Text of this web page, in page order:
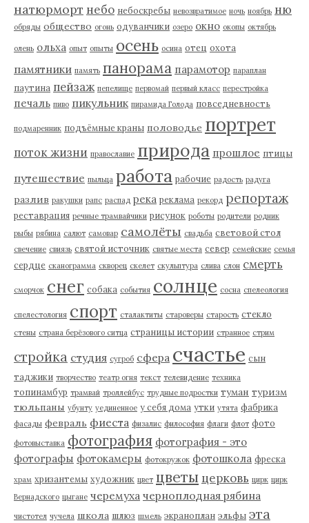
натюрморт небо небоскребы невозвратимое ночь ноябрь ню
обряды общество огонь одуванчики озеро окно окопы октябрь
олень ольха опыт опыты осень осина отец охота
памятники память панорама парамотор параплан
паутина пейзаж пепелище первомай первый класс перестройка
печаль пиво пикульник пирамида Голода повседневность
подмаренник подъёмные краны половодье портрет
поток жизни православие природа прошлое птицы
путешествие пыльца работа рабочие радость радуга
разлив ракушки рапс распад река реклама рекорд репортаж
реставрация речные трамвайчики рисунок роботы родители родник
рыбы рябина салют самовар самолёты свадьба световой стол
свечение свиязь святой источник святые места север семейские семья
сердце сканограмма скворец скелет скульптура слива слон смерть
сморчок снег собака события солнце сосна спелеология
спелестология спорт сталактиты староверы старость стекло
стены страна берёзового ситца страницы истории странное стрим
стройка студия сугроб сфера счастье сын
таджики творчество театр огня текст телевидение техника
топинамбур трамвай троллейбус трудные подростки туман туризм
тюльпаны убунту уединенное у себя дома утки утята фабрика
фасады февраль фиеста физалис философия флаги флот фото
фотовыставка фотография фотография - это
фотографы фотокамеры фотокружок фотошкола фреска
храм хризантемы художник цвет цветы церковь цирк цирк
Вернадского цыгане черемуха черноплодная рябина
чистотел чучела школа шлюз шмель экраноплан эльфы эта